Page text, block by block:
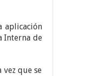
aplicación
Interna de
que se